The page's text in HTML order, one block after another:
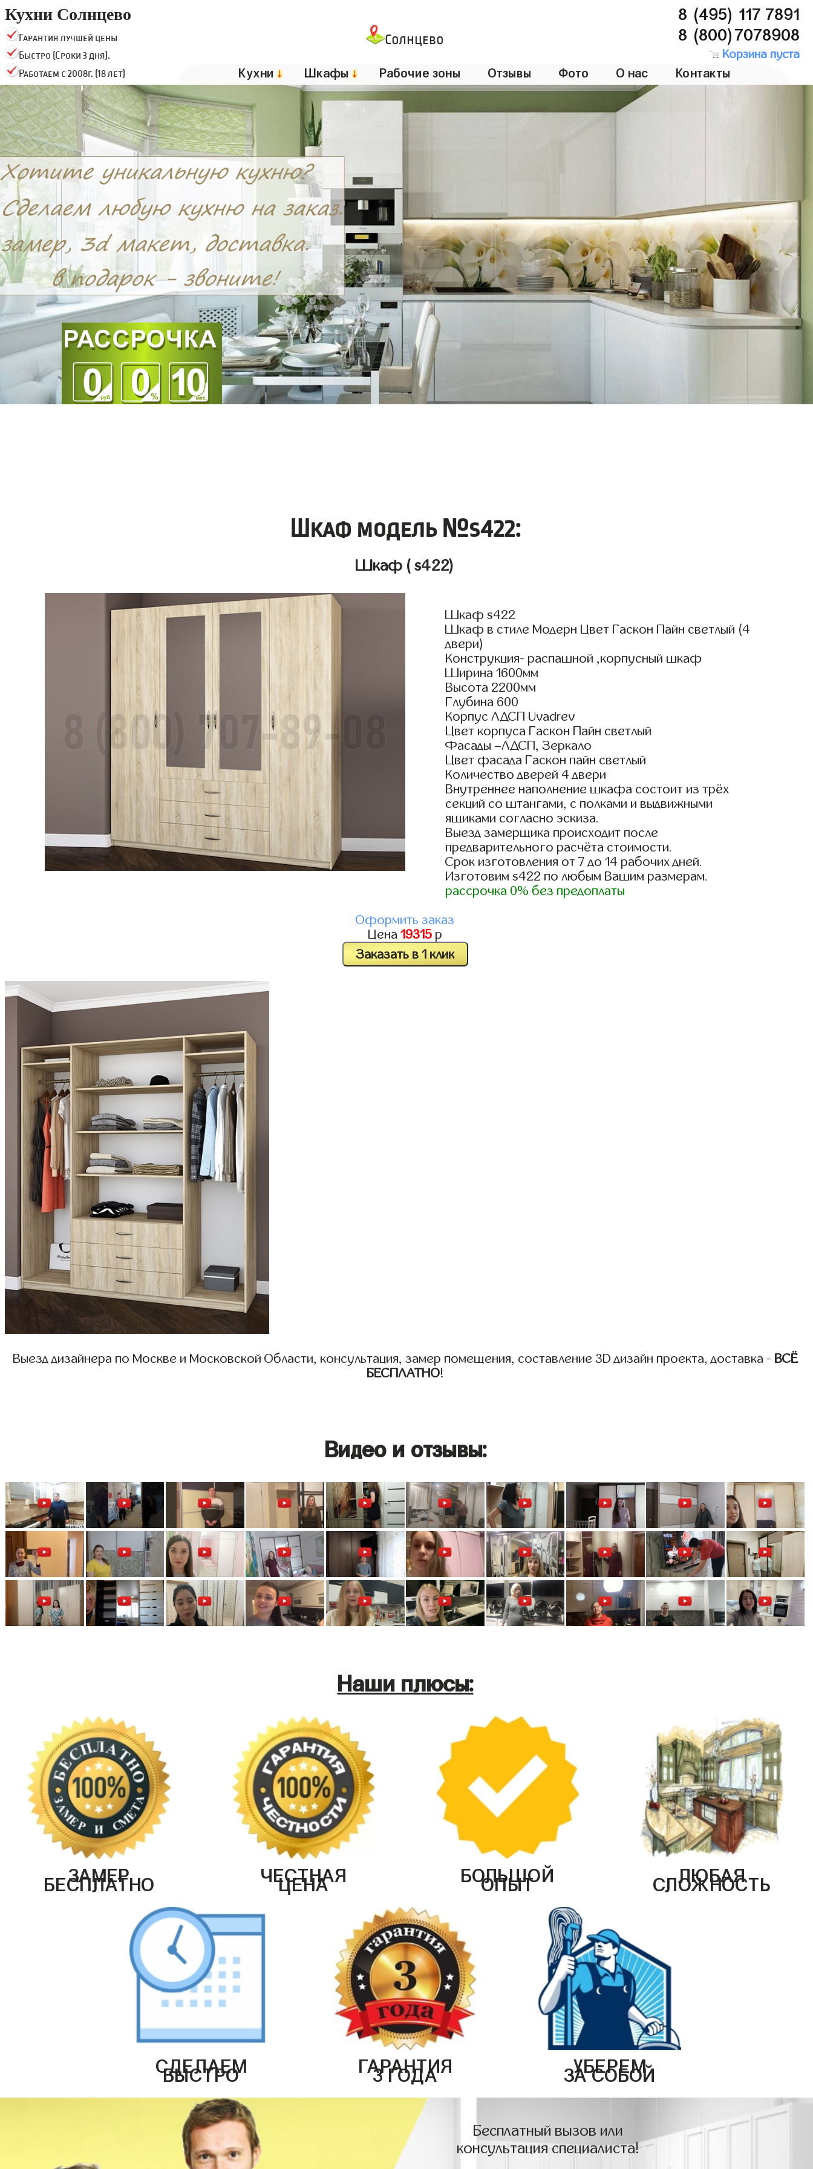
Кухни Солнцево
Гарантия лучшей цены
Быстро (Сроки 3 дня).
Работаем с 2008г. (18 лет)
Солнцево
8 (495) 117 7891
8 (800)7078908
Корзина пуста
Кухни↓ Шкафы↓ Рабочие зоны Отзывы Фото О нас Контакты
Шкаф модель №s422:
Шкаф ( s422)
Шкаф s422
Шкаф в стиле Модерн Цвет Гаскон Пайн светлый (4
двери)
Конструкция- распашной ,корпусный шкаф
Ширина 1600мм
Высота 2200мм
Глубина 600
Корпус ЛДСП Uvadrev
Цвет корпуса Гаскон Пайн светлый
Фасады –ЛДСП, Зеркало
Цвет фасада Гаскон пайн светлый
Количество дверей 4 двери
Внутреннее наполнение шкафа состоит из трёх
секций со штангами, с полками и выдвижными
ящиками согласно эскиза.
Выезд замерщика происходит после
предварительного расчёта стоимости.
Срок изготовления от 7 до 14 рабочих дней.
Изготовим s422 по любым Вашим размерам.
рассрочка 0% без предоплаты
Оформить заказ
Цена19315 р
Заказать в 1 клик
Выезд дизайнера по Москве и Московской Области, консультация, замер помещения, составление 3D дизайн проекта, доставка - ВСЁ
БЕСПЛАТНО!
Видео и отзывы:
Наши плюсы:
ЗАМЕР
БЕСПЛАТНО ЧЕСТНАЯ
ЦЕНА БОЛЬШОЙ
ОПЫТ ЛЮБАЯ
СЛОЖНОСТЬ
СДЕЛАЕМ
БЫСТРО ГАРАНТИЯ
3 ГОДА УБЕРЕМ
ЗА СОБОЙ
Бесплатный вызов или
консультация специалиста!